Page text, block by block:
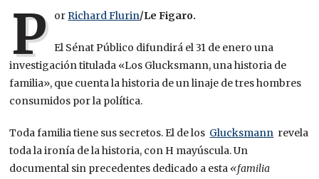
P orRichard Flurin/Le Figaro.
El Sénat Público difundirá el 31 de enero una
investigación titulada «Los Glucksmann, una historia de
familia», que cuenta la historia de un linaje de tres hombres
consumidos por la política.
Toda familia tiene sus secretos. El de los Glucksmann revela
toda la ironía de la historia, con H mayúscula. Un
documental sin precedentes dedicado a esta «familia